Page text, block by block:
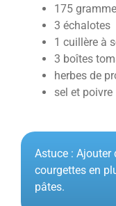
175
3 échalotes
1 cuillère à
3 boîtes
herbes de
sel et poivre
Astuce : Ajouter
courgettes en
pâtes.